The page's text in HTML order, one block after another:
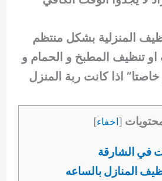
المنزلية بشكل منتظم
تنظيف المطبخ و الحمام و
اذا كانت ربة المنزل
[اخفاء]